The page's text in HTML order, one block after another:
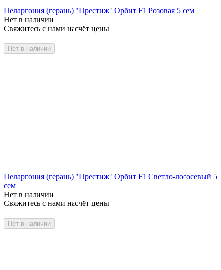
Пеларгония (герань) "Престиж" Орбит F1 Розовая 5 сем
Нет в наличии
Свяжитесь с нами насчёт цены
Нет в наличии
Пеларгония (герань) "Престиж" Орбит F1 Светло-лососевый 5
сем
Нет в наличии
Свяжитесь с нами насчёт цены
Нет в наличии